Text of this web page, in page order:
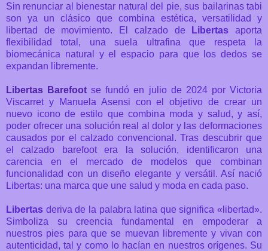
Sin renunciar al bienestar natural del pie, sus bailarinas tabi
son ya un clásico que combina estética, versatilidad y
libertad de movimiento.
El calzado de Libertasaporta
flexibilidad total, una suela ultrafina que respeta la
biomecánica natural y el espacio para que los dedos se
expandan libremente.
Libertas Barefoot se fundó en julio de 2024 por Victoria
Viscarret y Manuela Asensi con el objetivo de crear un
nuevo icono de estilo que combina moda y salud, y así,
poder ofrecer una solución real al dolor y las deformaciones
causados por el calzado convencional.Tras descubrir que
el calzado barefoot era la solución, identificaron una
carencia en el mercado de modelos que combinan
funcionalidad con un diseño elegante y versátil. Así nació
Libertas: una marca que une salud y moda en cada paso.
Libertas deriva de la palabra latina que significa «libertad».
Simboliza su creencia fundamental en empoderar a
nuestros pies para que se muevan libremente y vivan con
autenticidad, tal y como lo hacían en nuestros orígenes. Su